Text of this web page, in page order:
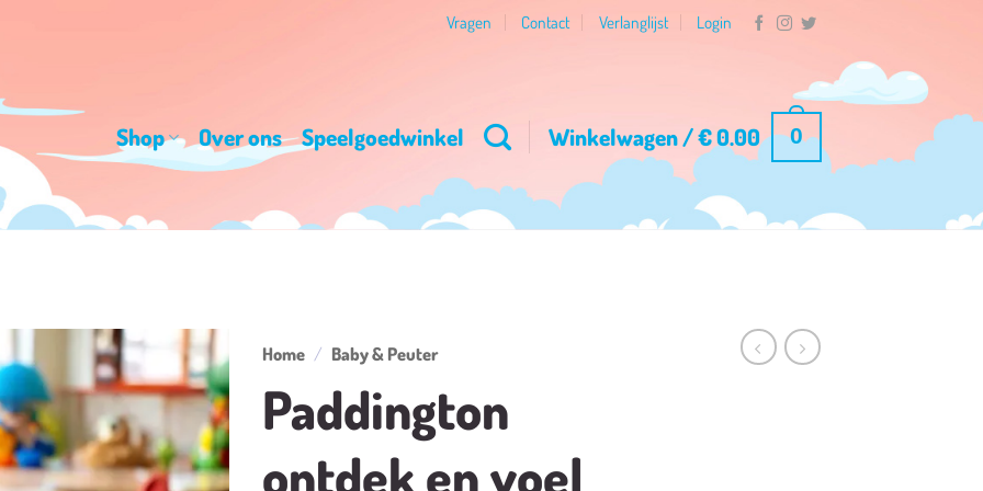
Vragen Contact Verlanglijst Login
Shop Over ons Speelgoedwinkel Winkelwagen /€0.00 0
Toevoegen
aan
verlanglijst
Home / Baby & Peuter
Paddington
ontdek en voel